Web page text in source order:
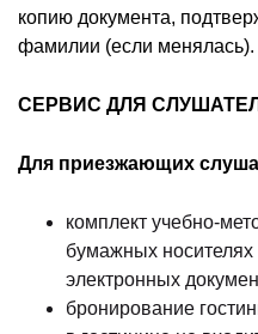
копию документа,
фамилии (если менялась).
СЕРВИС ДЛЯ
Для приезжающих
комплект учебно-
бумажных
электронных
бронирование